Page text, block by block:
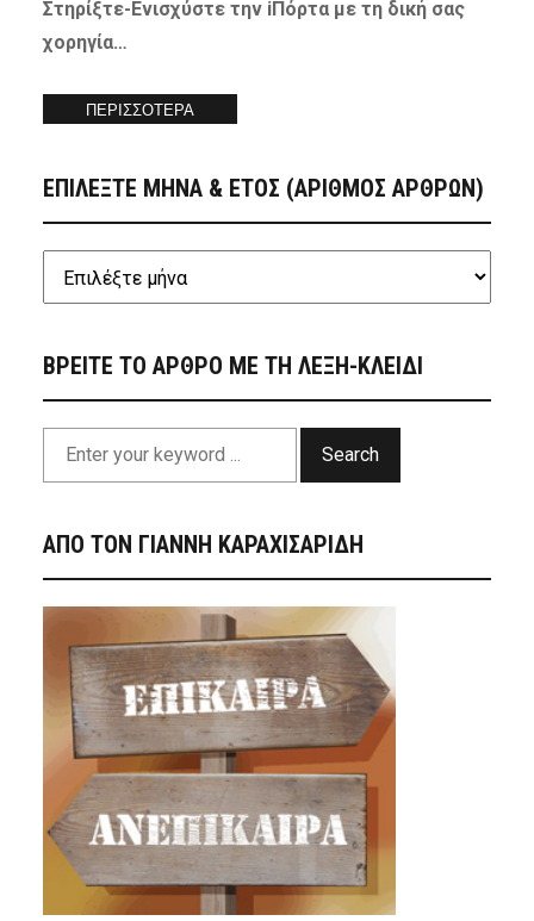
Στηρίξτε- Ενισχύστετην iΠόρτα με τη δική σας
χορηγία…
ΠΕΡΙΣΣΟΤΕΡΑ
ΕΠΙΛΕΞΤΕ ΜΗΝΑ & ΕΤΟΣ (ΑΡΙΘΜΟΣ ΑΡΘΡΩΝ)
ΒΡΕΙΤΕ ΤΟ ΑΡΘΡΟ ΜΕ ΤΗ ΛΕΞΗ-ΚΛΕΙΔΙ
Search
ΑΠΟ ΤΟΝ ΓΙΑΝΝΗ ΚΑΡΑΧΙΣΑΡΙΔΗ